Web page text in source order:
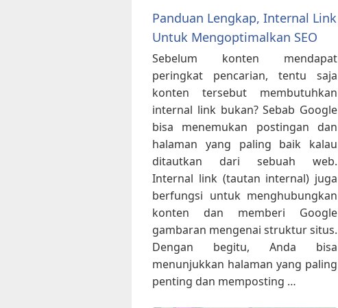
Panduan Lengkap, Internal Link
Untuk Mengoptimalkan SEO
Sebelum konten mendapat
peringkat pencarian, tentu saja
konten tersebut membutuhkan
internal link bukan? Sebab Google
bisa menemukan postingan dan
halaman yang paling baik kalau
ditautkan dari sebuah web.
Internal link (tautan internal) juga
berfungsi untuk menghubungkan
konten dan memberi Google
gambaran mengenai struktur situs.
Dengan begitu, Anda bisa
menunjukkan halaman yang paling
penting dan memposting …